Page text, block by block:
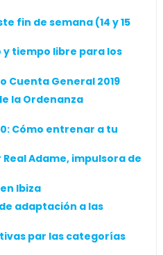
fin de semana (14 y 15
tiempo libre para los
Cuenta General 2019
la Ordenanza
Cómo entrenar a tu
Adame, impulsora de
Ibiza
adaptación a las
par las categorías